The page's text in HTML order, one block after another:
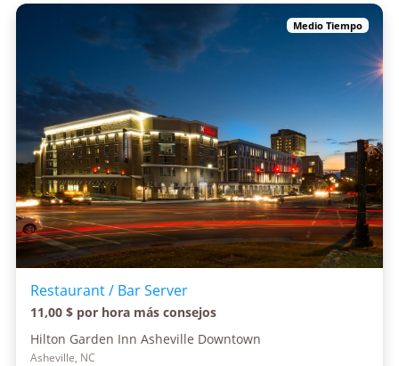
Medio Tiempo
Restaurant / Bar Server
11,00 $ por hora más consejos
Hilton Garden Inn Asheville Downtown
Asheville, NC